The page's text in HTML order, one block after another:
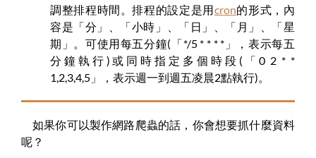
調整排程時間。排程的設定是用cron的形式，內
容是「分」、「小時」、「日」、「月」、「星
期」。可使用每五分鐘(「*/5 * * * *」，表示每五
分鐘執行)或同時指定多個時段(「0 2 * *
1,2,3,4,5」，表示週一到週五凌晨2點執行)。
如果你可以製作網路爬蟲的話，你會想要抓什麼資料
呢？